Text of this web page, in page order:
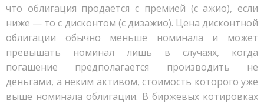
что облигация продаётся с премией (с ажио), если
ниже — то с дисконтом (с дизажио). Цена дисконтной
облигации обычно меньше номинала и может
превышать номинал лишь в случаях, когда
погашение предполагается производить не
деньгами, а неким активом, стоимость которого уже
выше номинала облигации. В биржевых котировках